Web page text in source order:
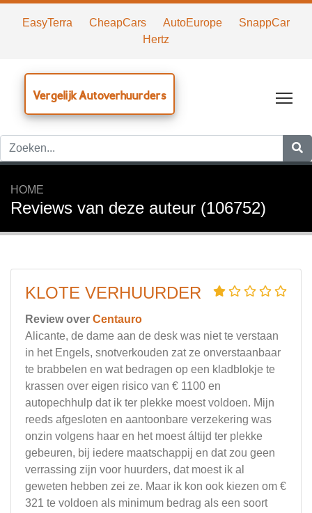
EasyTerra CheapCars AutoEurope
SnappCar
Hertz
Vergelijk Autoverhuurders
HOME
Reviews van deze auteur (106752)
KLOTE VERHUURDER
Review over Centauro
Alicante, de dame aan de desk was niet te verstaan
in het Engels, snotverkouden zat ze onverstaanbaar
te brabbelen en wat bedragen op een kladblokje te
krassen over eigen risico van € 1100 en
autopechhulp dat ik ter plekke moest voldoen. Mijn
reeds afgesloten en aantoonbare verzekering was
onzin volgens haar en het moest áltijd ter plekke
gebeuren, bij iedere maatschappij en dat zou geen
verrassing zijn voor huurders, dat moest ik al
geweten hebben zei ze. Maar ik kon ook kiezen om €
321 te voldoen als minimum bedrag als een soort